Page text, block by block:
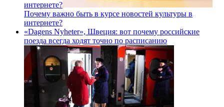
интернете?
Почему важно быть в курсе новостей культуры в
интернете?
«Dagens Nyheter», Швеция: вот почему российские
поезда всегда ходят точно по расписанию